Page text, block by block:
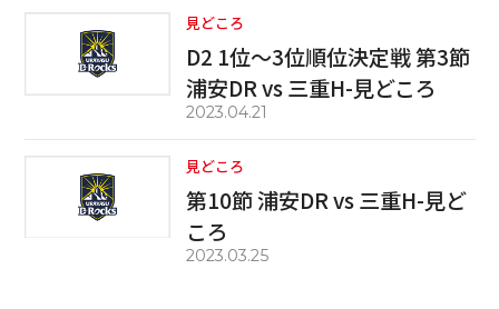
見どころ
D2 1位～3位順位決定戦 第3節
浦安DR vs 三重H-見どころ
2023.04.21
見どころ
第10節 浦安DR vs 三重H-見ど
ころ
2023.03.25